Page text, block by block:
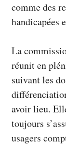
comme des
handicapées
La
réunit en
suivant les
avoir lieu.
toujours
usagers